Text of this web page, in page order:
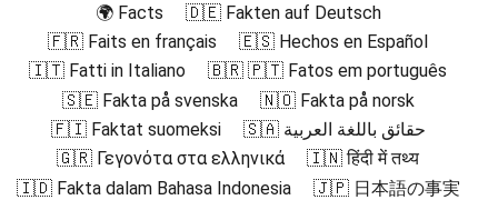
🌍 Facts
🇩🇪 Fakten auf Deutsch
🇫🇷 Faits en français
🇪🇸 Hechos en Español
🇮🇹 Fatti in Italiano
🇧🇷 🇵🇹 Fatos em português
🇸🇪 Fakta på svenska
🇳🇴 Fakta på norsk
🇫🇮 Faktat suomeksi
🇸🇦 حقائق باللغة العربية
🇬🇷 Γεγονότα στα ελληνικά
🇮🇳 हिंदी में तथ्य
🇮🇩 Fakta dalam Bahasa Indonesia
🇯🇵 日本語の事実